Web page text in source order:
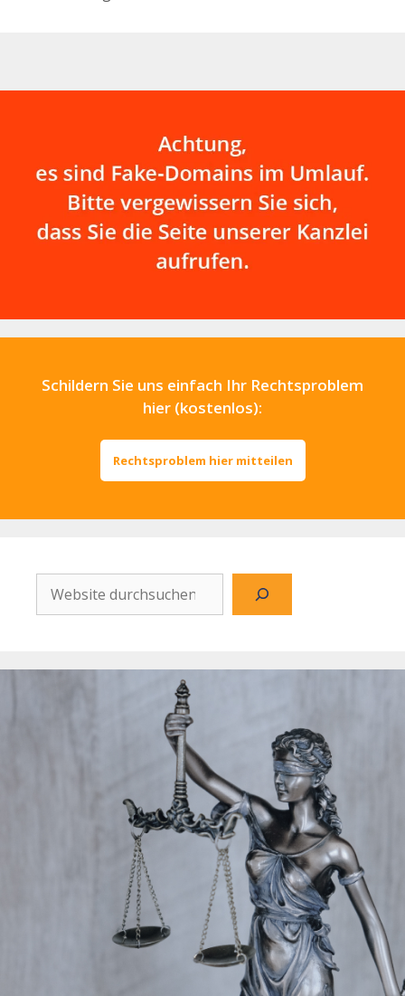
Schildern Sie uns einfach Ihr Rechtsproblem
hier (kostenlos):
Rechtsproblem hier mitteilen
Website
durchsuchen